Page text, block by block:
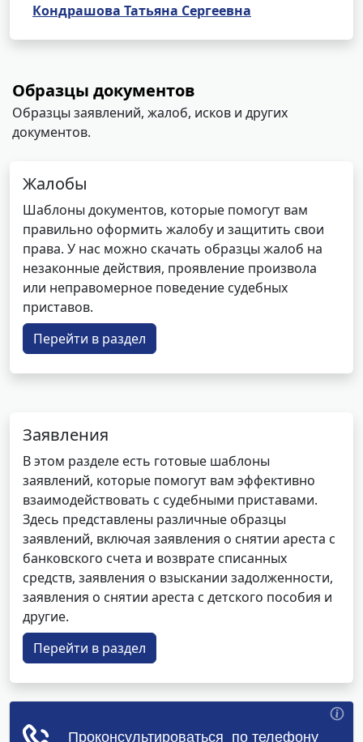
Кондрашова Татьяна Сергеевна
Образцы документов
Образцы заявлений, жалоб, исков и других
документов.
Жалобы
Шаблоны документов, которые помогут вам
правильно оформить жалобу и защитить свои
права. У нас можно скачать образцы жалоб на
незаконные действия, проявление произвола
или неправомерное поведение судебных
приставов.
Перейти в раздел
Заявления
В этом разделе есть готовые шаблоны
заявлений, которые помогут вам эффективно
взаимодействовать с судебными приставами.
Здесь представлены различные образцы
заявлений, включая заявления о снятии ареста с
банковского счета и возврате списанных
средств, заявления о взыскании задолженности,
заявления о снятии ареста с детского пособия и
другие.
Перейти в раздел